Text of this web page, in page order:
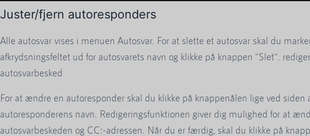
Juster/fjern autoresponders
Alle autosvar vises i menuen Autosvar. For at slette et autosvar skal du
afkrydsningsfeltet ud for autosvarets navn og klikke på knappen "Slet". rediger
autosvarbesked
For at ændre en autoresponder skal du klikke på knappenålen lige ved siden
autoresponderens navn. Redigeringsfunktionen giver dig mulighed for at
autosvarbeskeden og CC:-adressen. Når du er færdig, skal du klikke på